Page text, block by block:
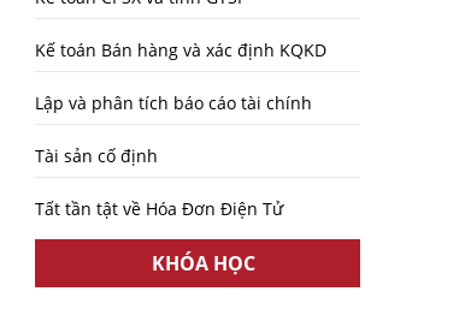
Kế toán Bán hàng và xác định KQKD
Lập và phân tích báo cáo tài chính
Tài sản cố định
Tất tần tật về Hóa Đơn Điện Tử
KHÓA HỌC